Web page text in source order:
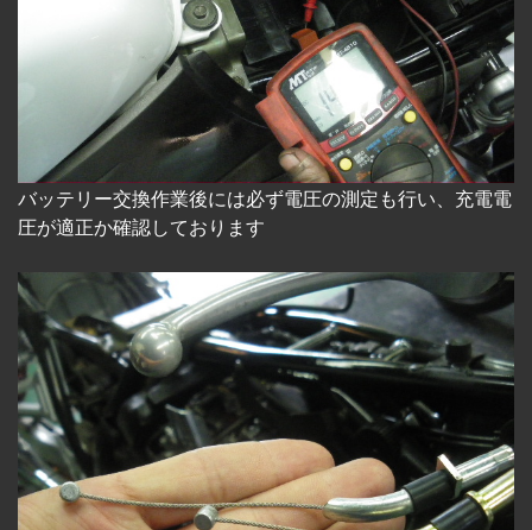
バッテリー交換作業後には必ず電圧の測定も行い、充電電
圧が適正か確認しております